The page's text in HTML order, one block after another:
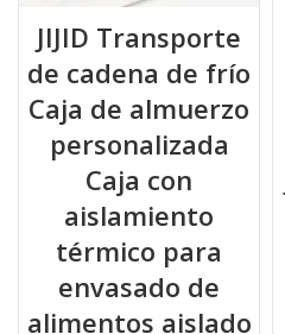
JIJID Transporte
de cadena de frío
Caja de almuerzo
personalizada
Caja con
aislamiento
térmico para
envasado de
alimentos aislado